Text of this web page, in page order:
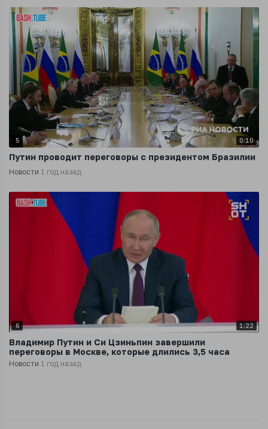
5 0:10
Путин проводит переговоры с президентом Бразилии
Новости 1 год назад
6 1:22
Владимир Путин и Си Цзиньпин завершили
переговоры в Москве, которые длились 3,5 часа
Новости 1 год назад